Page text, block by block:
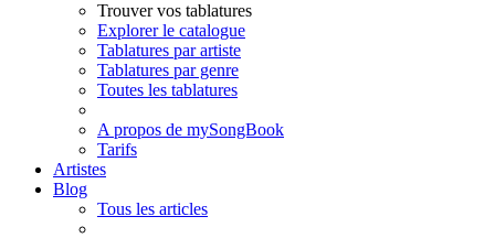
Trouver vos tablatures
Explorer le catalogue
Tablatures par artiste
Tablatures par genre
Toutes les tablatures
A propos de mySongBook
Tarifs
Artistes
Blog
Tous les articles